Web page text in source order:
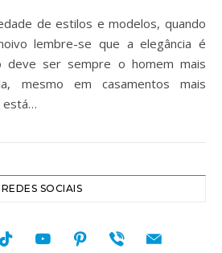
lembre-se que a elegância é
deve ser sempre o homem mais
mesmo em casamentos mais
está…
REDES SOCIAIS
youtubepinterest
viber mail